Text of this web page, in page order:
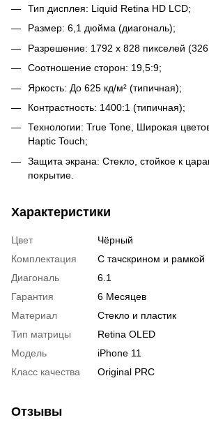
Тип дисплея: Liquid Retina HD LCD;
Размер: 6,1 дюйма (диагональ);
Разрешение: 1792 x 828 пикселей
Соотношение сторон: 19,5:9;
Яркость: До 625 кд/м² (типичная);
Контрастность: 1400:1 (типичная);
Технологии: True Tone, Широкая
Haptic Touch;
Защита экрана: Стекло, стойкое к
покрытие.
Характеристики
Цвет
Чёрный
Комплектация
С тачскрином и рамкой
Диагональ
6.1
Гарантия
6 Месяцев
Материал
Стекло и пластик
Тип матрицы
Retina OLED
Модель
iPhone 11
Класс качества
Original PRC
Отзывы